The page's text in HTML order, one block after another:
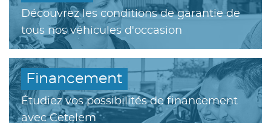
Découvrez les conditions de garantie de
tous nos véhicules d'occasion
Financement
Étudiez vos possibilités de financement
avec Cetelem